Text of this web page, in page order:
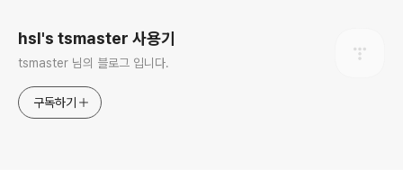
hsl's tsmaster 사용기
tsmaster 님의 블로그 입니다.
구독하기